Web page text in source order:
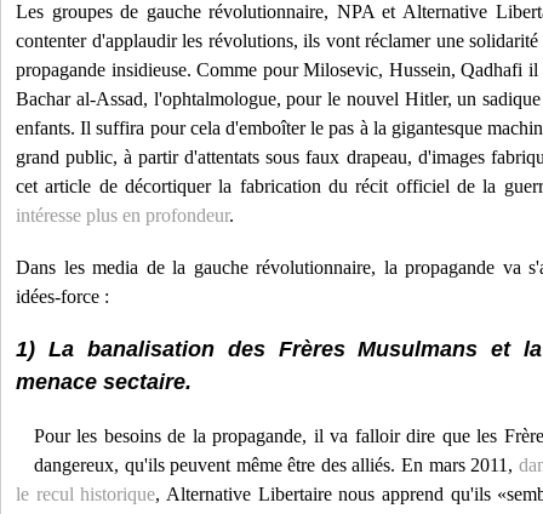
Les groupes de gauche révolutionnaire, NPA et Alternative
contenter d'applaudir les révolutions, ils vont réclamer une
propagande insidieuse. Comme pour Milosevic, Hussein, Qadhafi il
Bachar al-Assad, l'ophtalmologue, pour le nouvel Hitler, un
enfants. Il suffira pour cela d'emboîter le pas à la gigantesque
grand public, à partir d'attentats sous faux drapeau, d'images
cet article de décortiquer la fabrication du récit officiel de la
intéresse plus en profondeur.
Dans les media de la gauche révolutionnaire, la propagande va
idées-force :
1) La banalisation des Frères Musulmans et
menace sectaire.
Pour les besoins de la propagande, il va falloir dire que les
dangereux, qu'ils peuvent même être des alliés. En mars 2011,
le recul historique, Alternative Libertaire nous apprend qu'ils